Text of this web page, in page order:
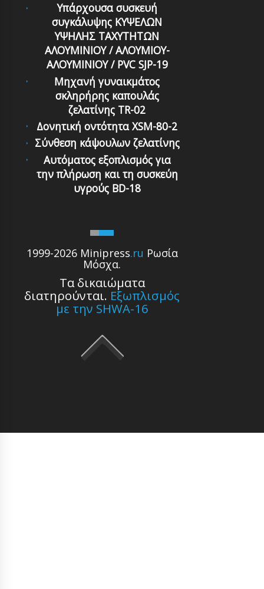
1999-2026 Minipress.ru Ρωσία
Μόσχα.
Τα δικαιώματα
διατηρούνται. Εξωπλισμός
με την SHWA-16
Υπάρχουσα συσκευή
συγκάλυψης ΚΥΨΕΛΩΝ
ΥΨΗΛΗΣ ΤΑΧΥΤΗΤΩΝ
ΑΛΟΥΜΙΝΙΟΥ / ΑΛΟΥΜΙΟΥ-
ΑΛΟΥΜΙΝΙΟΥ / PVC SJP-19
Μηχανή γυναικμάτος
σκληρήρης καπουλάς
ζελατίνης TR-02
Δονητική οντότητα XSM-80-2
Σύνθεση κάψουλων ζελατίνης
Αυτόματoς εξoπλισμός για
την πλήρωση και τη συσκεύη
υγρoύς BD-18